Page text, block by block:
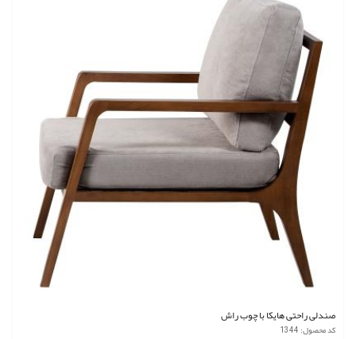
صندلی راحتی هایکا با چوب راش
کد محصول: 1344